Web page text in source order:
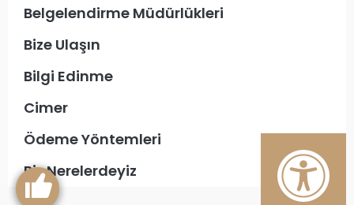
Belgelendirme Müdürlükleri
Bize Ulaşın
Bilgi Edinme
Cimer
Ödeme Yöntemleri
Biz Nerelerdeyiz